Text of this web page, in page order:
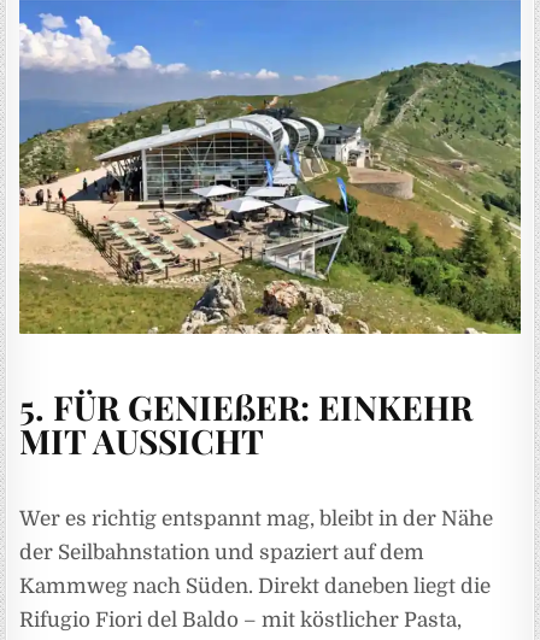
5. FÜR GENIEßER: EINKEHR
MIT AUSSICHT
Wer es richtig entspannt mag, bleibt in der Nähe
der Seilbahnstation und spaziert auf dem
Kammweg nach Süden. Direkt daneben liegt die
Rifugio Fiori del Baldo – mit köstlicher Pasta,